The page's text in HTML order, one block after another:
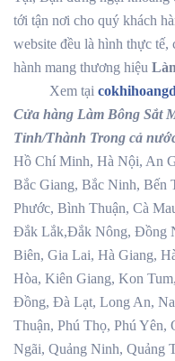
tới tận nơi cho quý khách
website đều là hình thực tế,
hành mang thương hiệu
Xem tại
Cửa hàng Làm Bông Sắt
Tỉnh/Thành Trong cả
Hồ Chí Minh, Hà Nội, An
Bắc Giang, Bắc Ninh,
Phước, Bình Thuận, Cà
Đắk Lắk,Đắk Nông, Đồng
Biên, Gia Lai, Hà Giang,
Hòa, Kiên Giang, Kon
Đồng, Đà Lạt, Long An,
Thuận, Phú Thọ, Phú Yên,
Ngãi, Quảng Ninh, Quảng